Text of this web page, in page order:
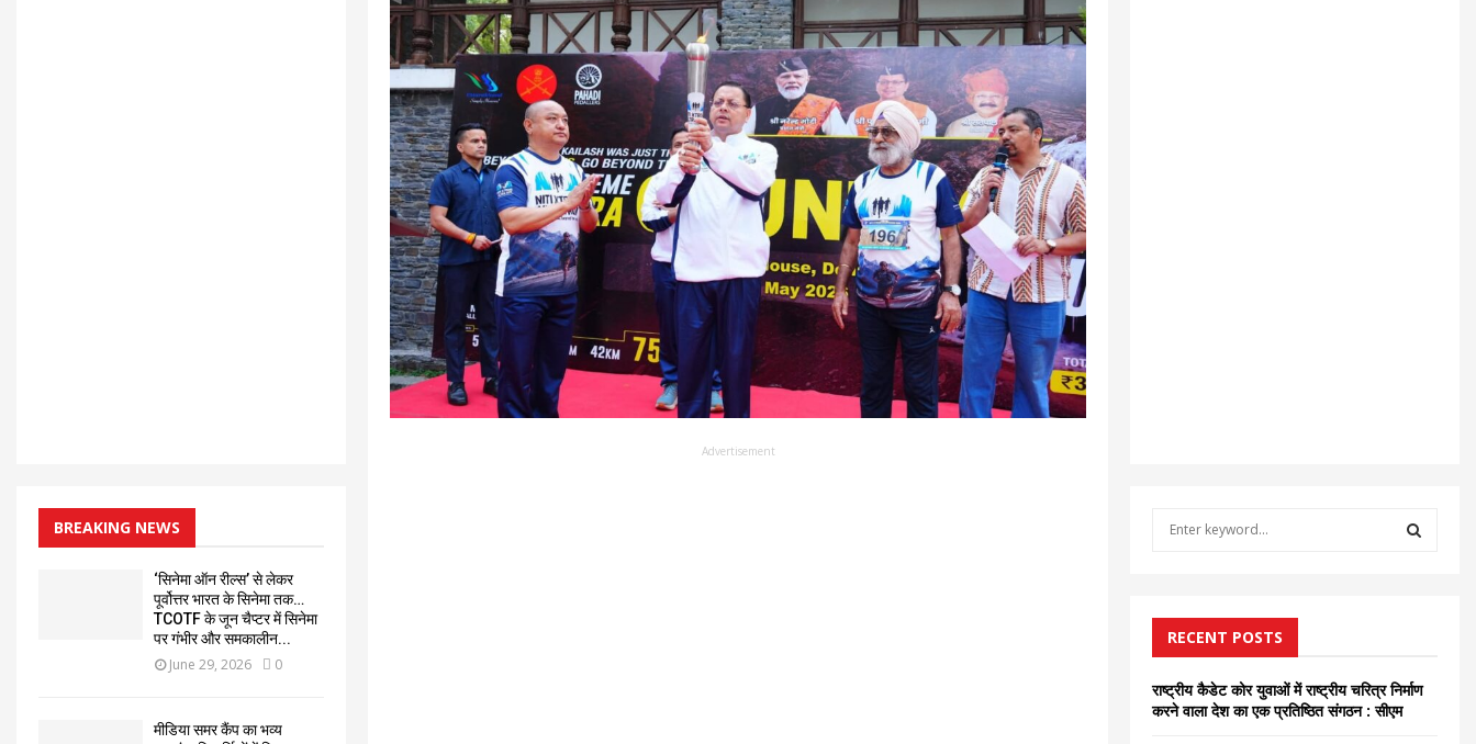
Advertisement
BREAKING NEWS
‘सिनेमा ऑन रील्स’ से लेकर
पूर्वोत्तर भारत के सिनेमा तक…
TCOTF के जून चैप्टर में सिनेमा
पर गंभीर और समकालीन...
June 29, 2026 0
मीडिया समर कैंप का भव्य
f
o
r
RECENT POSTS
राष्ट्रीय कैडेट कोर युवाओं में राष्ट्रीय चरित्र निर्माण
करने वाला देश का एक प्रतिष्ठित संगठन : सीएम